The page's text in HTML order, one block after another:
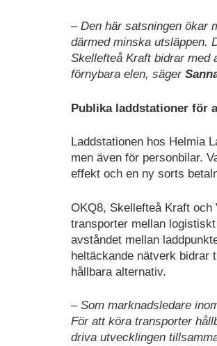
– Den här satsningen ökar
därmed minska utsläppen.
Skellefteå Kraft bidrar med
förnybara elen, säger
Publika laddstationer för
Laddstationen hos Helmia
men även för personbilar.
effekt och en ny sorts
OKQ8, Skellefteå Kraft och
transporter mellan
avståndet mellan
heltäckande nätverk bidrar
hållbara alternativ.
– Som marknadsledare
För att köra transporter
driva utvecklingen